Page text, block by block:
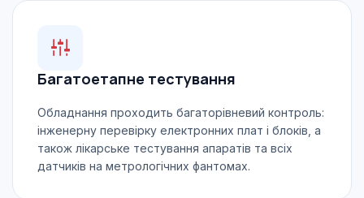
Багатоетапне тестування
Обладнання проходить багаторівневий контроль:
інженерну перевірку електронних плат і блоків, а
також лікарське тестування апаратів та всіх
датчиків на метрологічних фантомах.